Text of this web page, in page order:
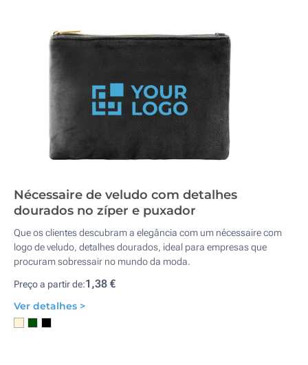
Nécessaire de veludo com detalhes
dourados no zíper e puxador
Que os clientes descubram a elegância com um nécessaire com
logo de veludo, detalhes dourados, ideal para empresas que
procuram sobressair no mundo da moda.
Preço a partir de:1,38 €
Ver detalhes >